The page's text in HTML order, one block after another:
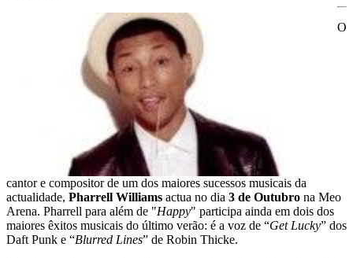
O
cantor e compositor de um dos maiores sucessos musicais da
actualidade, Pharrell Williams actua no dia 3 de Outubro na Meo
Arena. Pharrell para além de "Happy" participa ainda em dois dos
maiores êxitos musicais do último verão: é a voz de “Get Lucky” dos
Daft Punk e “Blurred Lines” de Robin Thicke.